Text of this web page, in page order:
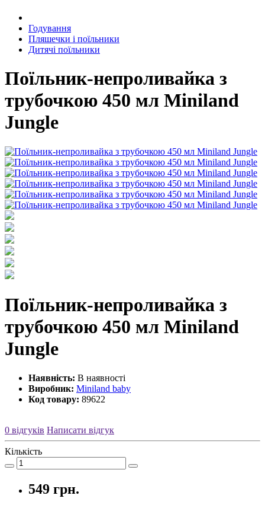
Годування
Пляшечки і поїльники
Дитячі поїльники
Поїльник-непроливайка з
трубочкою 450 мл Miniland
Jungle
Поїльник-непроливайка з
трубочкою 450 мл Miniland
Jungle
Наявність: В наявності
Виробник: Miniland baby
Код товару: 89622
0 відгуків Написати відгук
Кількість
549 грн.